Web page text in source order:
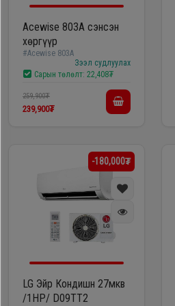
Гал
тогоо
Гэр
ахуйн
цахилгаан
бараа
Зөөврийн
компьютер
Гэр ахуйн
цахилгаан
бараа
Угаалгын
Хөргөгч,
Хөлдөөгч
Плитк,
Шарах
Acewise 803A сэнсэн
хөргүүр
#Acewise 803A
Зээл судлуулах
Сарын төлөлт: 22,408₮
259,900₮
239,900₮
-180,000₮
LG Эйр Кондишн 27мкв
/1HP/ D09TT2